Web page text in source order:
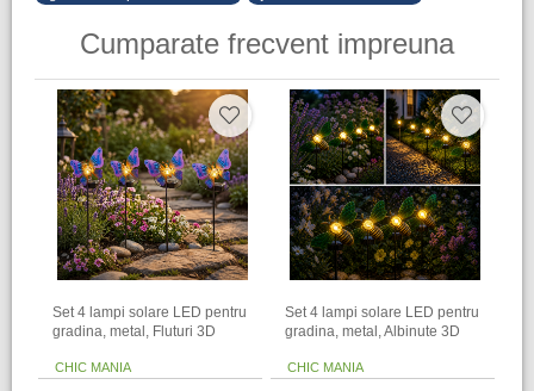
Cumparate frecvent impreuna
Set 4 lampi solare LED pentru
gradina, metal, Fluturi 3D
CHIC MANIA
Set 4 lampi solare LED pentru
gradina, metal, Albinute 3D
CHIC MANIA